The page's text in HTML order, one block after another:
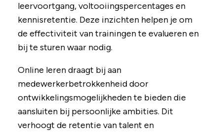
leervoortgang, voltooiingspercentages en
kennisretentie. Deze inzichten helpen je om
de effectiviteit van trainingen te evalueren en
bij te sturen waar nodig.
Online leren draagt bij aan
medewerkerbetrokkenheid door
ontwikkelingsmogelijkheden te bieden die
aansluiten bij persoonlijke ambities. Dit
verhoogt de retentie van talent en